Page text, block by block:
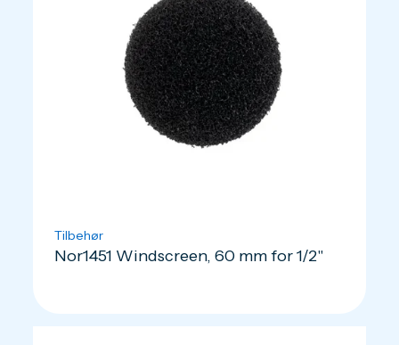
Tilbehør
Nor1451 Windscreen, 60 mm for 1/2"